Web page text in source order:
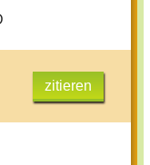
zitieren